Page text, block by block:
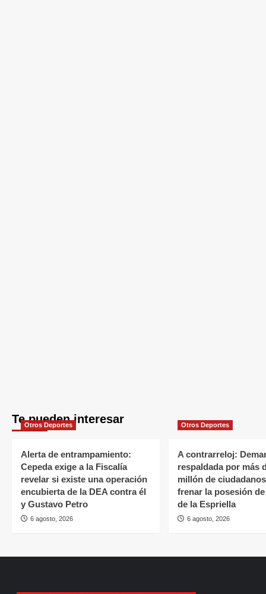
Te pueden interesar
Otros Deportes
Alerta de entrampamiento:
Cepeda exige a la Fiscalía
revelar si existe una operación
encubierta de la DEA contra él
y Gustavo Petro
6 agosto, 2026
Otros Deportes
A contrarreloj:
respaldada por más
millón de
frenar la posesión
de la Espriella
6 agosto, 2026